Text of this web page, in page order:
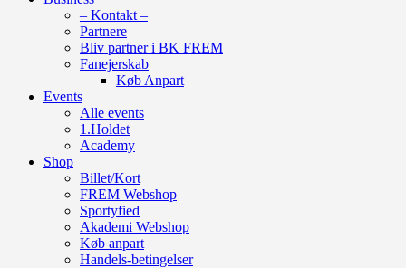
– Kontakt –
Partnere
Bliv partner i BK FREM
Fanejerskab
Køb Anpart
Events
Alle events
1.Holdet
Academy
Shop
Billet/Kort
FREM Webshop
Sportyfied
Akademi Webshop
Køb anpart
Handels-betingelser